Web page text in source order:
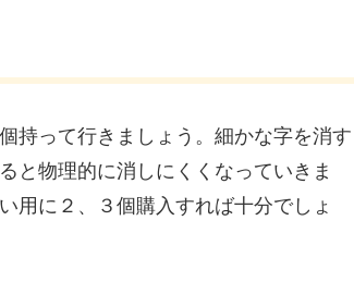
持って行きましょう。細かな字を消す
と物理的に消しにくくなっていきま
用に２、３個購入すれば十分でしょ